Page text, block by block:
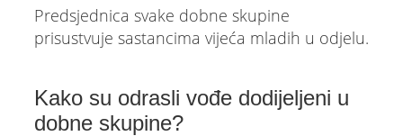
Predsjednica svake dobne skupine
prisustvuje sastancima vijeća mladih u odjelu.
Kako su odrasli vođe dodijeljeni u
dobne skupine?